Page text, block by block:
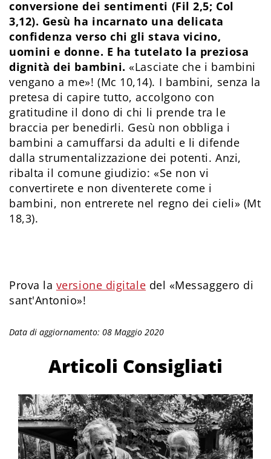
conversione dei sentimenti (Fil 2,5; Col
3,12). Gesù ha incarnato una delicata
confidenza verso chi gli stava vicino,
uomini e donne. E ha tutelato la preziosa
dignità dei bambini.«Lasciate che i bambini
vengano a me»! (Mc 10,14). I bambini, senza la
pretesa di capire tutto, accolgono con
gratitudine il dono di chi li prende tra le
braccia per benedirli. Gesù non obbliga i
bambini a camuffarsi da adulti e li difende
dalla strumentalizzazione dei potenti. Anzi,
ribalta il comune giudizio: «Se non vi
convertirete e non diventerete come i
bambini, non entrerete nel regno dei cieli» (Mt
18,3).
Prova la versione digitale del «Messaggero di
sant'Antonio»!
Data di aggiornamento: 08 Maggio 2020
Articoli Consigliati